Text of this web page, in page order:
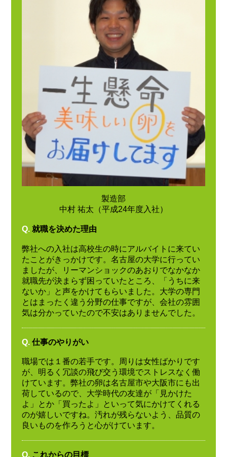
製造部
中村 祐太（平成24年度入社）
Q. 就職を決めた理由
弊社への入社は高校生の時にアルバイトに来てい
たことがきっかけです。名古屋の大学に行ってい
ましたが、リーマンショックのあおりでなかなか
就職先が決まらず困っていたところ、「うちに来
ないか」と声をかけてもらいました。大学の専門
とはまったく違う分野の仕事ですが、会社の雰囲
気は分かっていたので不安はありませんでした。
Q. 仕事のやりがい
職場では１番の若手です。周りは女性ばかりです
が、明るく冗談の飛び交う環境でストレスなく働
けています。弊社の卵は名古屋市や大阪市にも出
荷しているので、大学時代の友達が「見かけた
よ」とか「買ったよ」といって気にかけてくれる
のが嬉しいですね。汚れが残らないよう、品質の
良いものを作ろうと心がけています。
Q. これからの目標